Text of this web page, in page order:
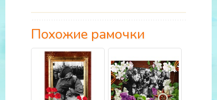
Похожие рамочки